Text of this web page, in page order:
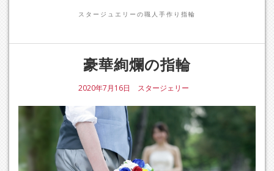
スタージュエリーの職人手作り指輪
豪華絢爛の指輪
2020年7月16日 スタージェリー